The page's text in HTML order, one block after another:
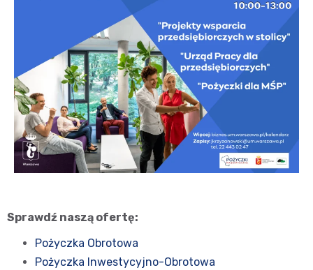
Sprawdź naszą ofertę:
Pożyczka Obrotowa
Pożyczka Inwestycyjno-Obrotowa